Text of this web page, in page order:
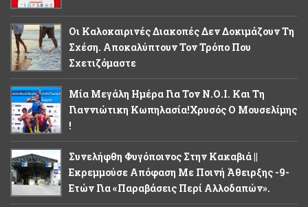
Οι Καλοκαιρινές Διακοπές Δεν Δοκιμάζουν Τη
Σχέση. Αποκαλύπτουν Τον Τρόπο Που
Σχετιζόμαστε
Μία Μεγάλη Ημέρα Για Τον Ν.Ο.Ι. Και Τη
Γιαννιώτικη Κωπηλασία!Χρυσός Ο Μουσελίμης
!
Συνελήφθη Φυγόποινος Στην Κακαβιά ||
Εκρεμμούσε Απόφαση Με Ποινή Άθειρξης -9-
Ετών Για «παραβάσεις Περί Αλλοδαπών».